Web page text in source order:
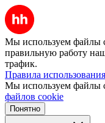
Мы используем файлы
правильную работу
трафик.
Правила
Мы используем файлы
файлов cookie
Понятно